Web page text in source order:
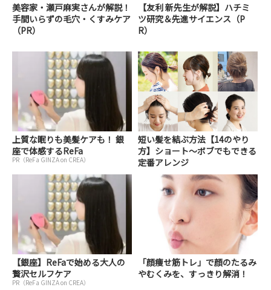
美容家・瀬戸麻実さんが解説！
手間いらずの毛穴・くすみケア
（PR）
【友利 新先生が解説】ハチミ
ツ研究＆先進サイエンス（P
R）
上質な眠りも美髪ケアも！ 銀
座で体感するReFa
PR（ReFa GINZA on CREA）
短い髪を結ぶ方法【14のやり
方】ショート～ボブでもできる
定番アレンジ
【銀座】ReFaで始める大人の
贅沢セルフケア
PR（ReFa GINZA on CREA）
「顔痩せ筋トレ」で顔のたるみ
やむくみを、すっきり解消！